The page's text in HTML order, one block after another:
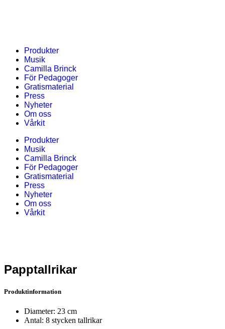
Produkter
Musik
Camilla Brinck
För Pedagoger
Gratismaterial
Press
Nyheter
Om oss
Vårkit
Produkter
Musik
Camilla Brinck
För Pedagoger
Gratismaterial
Press
Nyheter
Om oss
Vårkit
Papptallrikar
Produktinformation
Diameter: 23 cm
Antal: 8 stycken tallrikar